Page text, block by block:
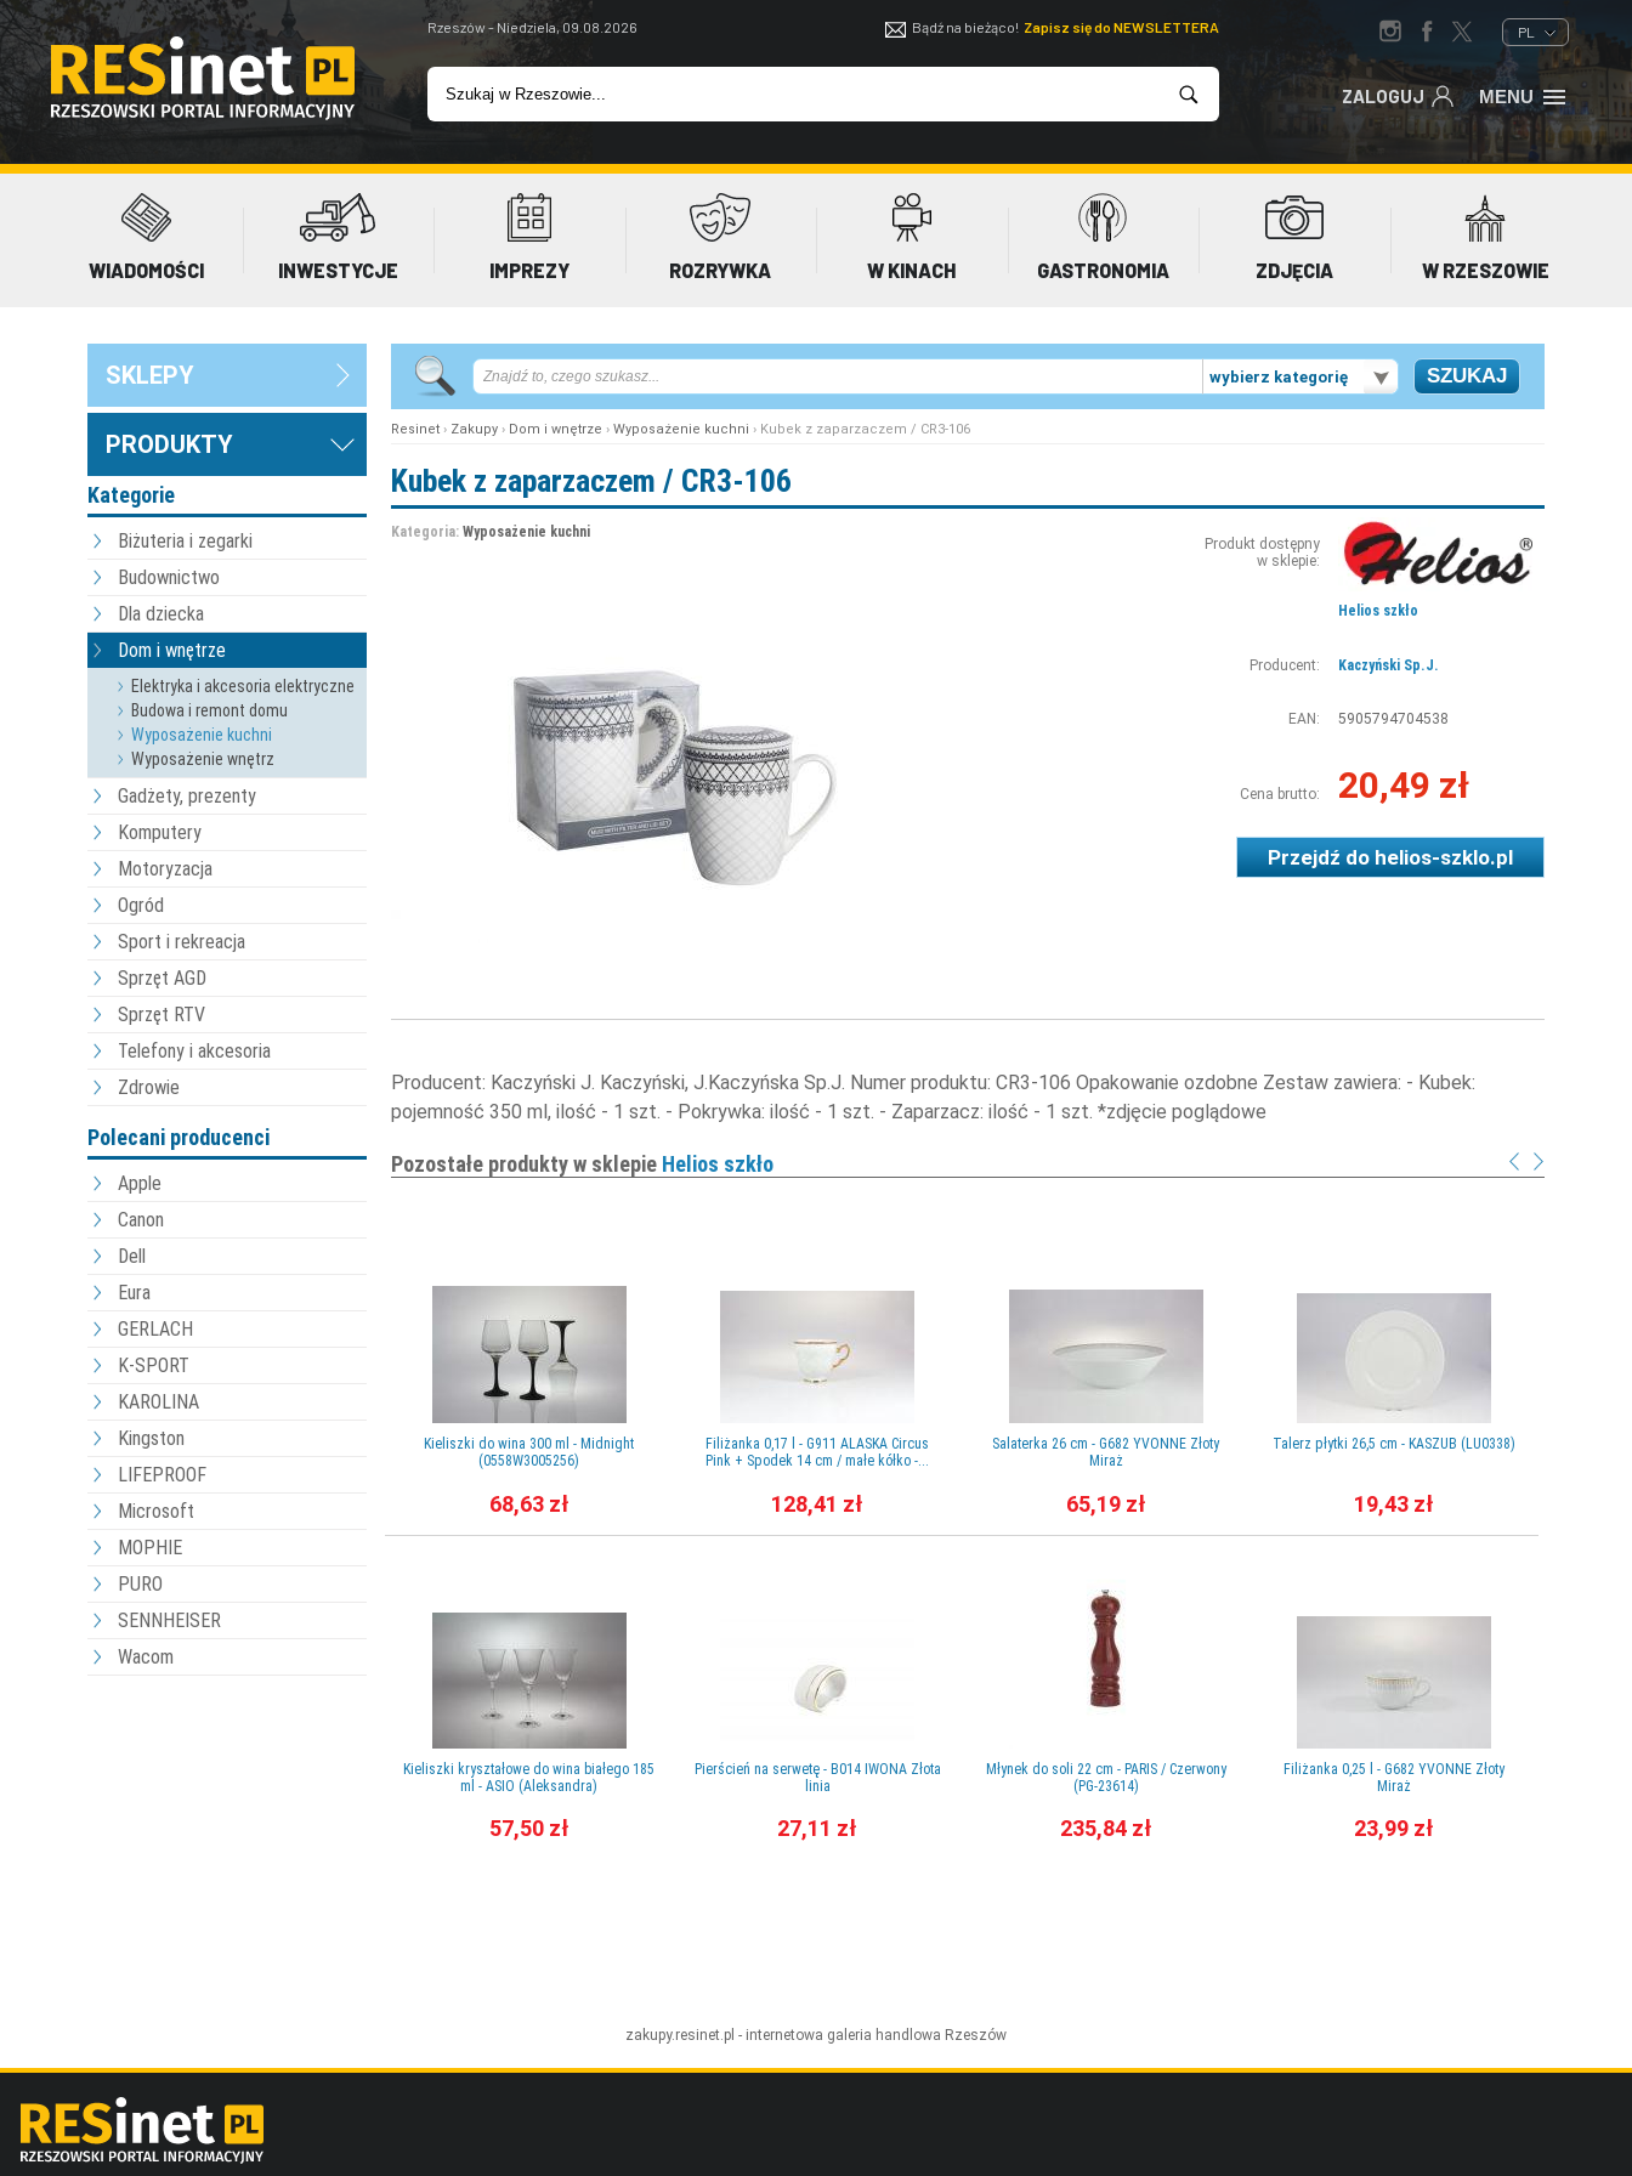
Rzeszów - Niedziela, 09.08.2026 Bądź na bieżąco! Zapisz się do NEWSLETTERA PL
ZALOGUJ MENU
WIADOMOŚCI INWESTYCJE IMPREZY ROZRYWKA W KINACH GASTRONOMIA ZDJĘCIA W RZESZOWIE
SKLEPY
PRODUKTY
Kategorie
Biżuteria i zegarki
Budownictwo
Dla dziecka
Dom i wnętrze
Elektryka i akcesoria elektryczne
Budowa i remont domu
Wyposażenie kuchni
Wyposażenie wnętrz
Gadżety, prezenty
Komputery
Motoryzacja
Ogród
Sport i rekreacja
Sprzęt AGD
Sprzęt RTV
Telefony i akcesoria
Zdrowie
Polecani producenci
Apple
Canon
Dell
Eura
GERLACH
K-SPORT
KAROLINA
Kingston
LIFEPROOF
Microsoft
MOPHIE
PURO
SENNHEISER
Wacom
wybierz kategorię
Resinet › Zakupy › Dom i wnętrze › Wyposażenie kuchni › Kubek z zaparzaczem / CR3-106
Kubek z zaparzaczem / CR3-106
Kategoria: Wyposażenie kuchni
Produkt dostępny
w sklepie:
Helios szkło
Producent: Kaczyński Sp.J.
EAN: 5905794704538
Cena brutto: 20,49 zł
Przejdź dohelios-szklo.pl
Producent: Kaczyński J. Kaczyński, J.Kaczyńska Sp.J. Numer produktu: CR3-106 Opakowanie ozdobne Zestaw zawiera: - Kubek:
pojemność 350 ml, ilość - 1 szt. - Pokrywka: ilość - 1 szt. - Zaparzacz: ilość - 1 szt. *zdjęcie poglądowe
Pozostałe produkty w sklepie Helios szkło
Kieliszki do wina 300 ml - Midnight
(0558W3005256)
68,63 zł
Kieliszki kryształowe do wina białego 185
ml - ASIO (Aleksandra)
57,50 zł
Filiżanka 0,17 l - G911 ALASKA Circus
Pink + Spodek 14 cm / małe kółko -...
128,41 zł
Pierścień na serwetę - B014 IWONA Złota
linia
27,11 zł
Salaterka 26 cm - G682 YVONNE Złoty
Miraż
65,19 zł
Młynek do soli 22 cm - PARIS / Czerwony
(PG-23614)
235,84 zł
Talerz płytki 26,5 cm - KASZUB (LU0338)
19,43 zł
Filiżanka 0,25 l - G682 YVONNE Złoty
Miraż
23,99 zł
zakupy.resinet.pl - internetowa galeria handlowa Rzeszów